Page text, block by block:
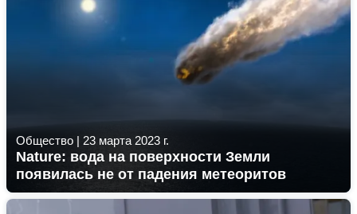
Общество | 23 марта 2023 г.
Nature: вода на поверхности Земли
появилась не от падения метеоритов